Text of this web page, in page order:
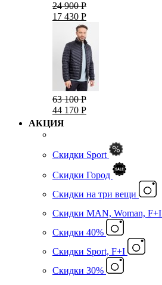
24 900 Р
17 430 Р
63 100 Р
44 170 Р
АКЦИЯ
Скидки Sport
Скидки Город
Cкидки на три вещи
Скидки MAN, Woman, F+I
Скидки 40%
Скидки Sport, F+I
Скидки 30%